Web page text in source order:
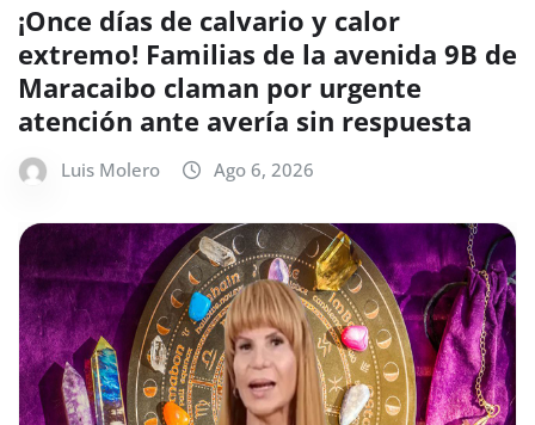
¡Once días de calvario y calor
extremo! Familias de la avenida 9B de
Maracaibo claman por urgente
atención ante avería sin respuesta
Luis Molero Ago 6, 2026